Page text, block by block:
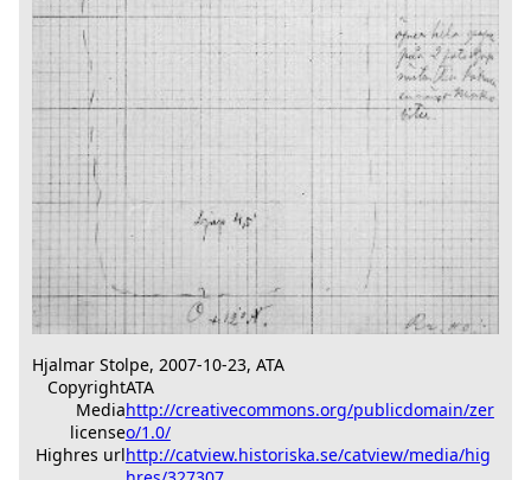
Hjalmar Stolpe, 2007-10-23, ATA
CopyrightATA
Media
license
http://creativecommons.org/publicdomain/zer
o/1.0/
Highres urlhttp://catview.historiska.se/catview/media/hig